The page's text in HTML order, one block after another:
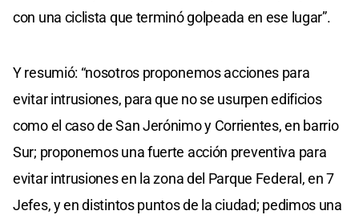
con una ciclista que terminó golpeada en ese lugar”.
Y resumió: “nosotros proponemos acciones para
evitar intrusiones, para que no se usurpen edificios
como el caso de San Jerónimo y Corrientes, en barrio
Sur; proponemos una fuerte acción preventiva para
evitar intrusiones en la zona del Parque Federal, en 7
Jefes, y en distintos puntos de la ciudad; pedimos una